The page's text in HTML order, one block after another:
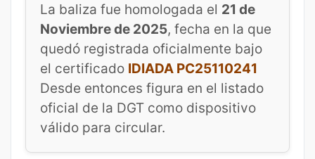
La baliza fue homologada el 21 de
Noviembre de 2025, fecha en la que
quedó registrada oficialmente bajo
el certificado IDIADA PC25110241
Desde entonces figura en el listado
oficial de la DGT como dispositivo
válido para circular.